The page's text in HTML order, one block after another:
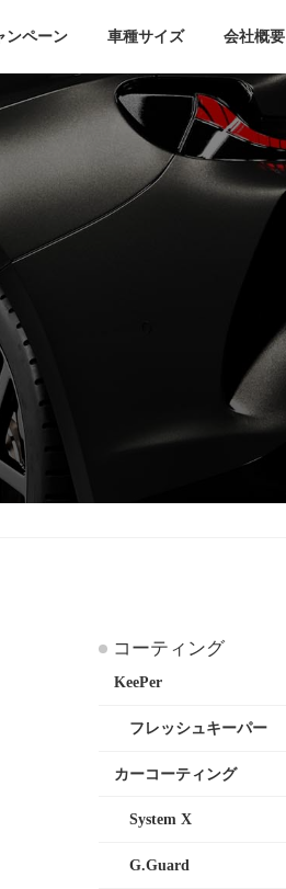
ンペーン 車種サイズ 会社概要
コーティング
KeePer
フレッシュキーパー
カーコーティング
System X
G.Guard